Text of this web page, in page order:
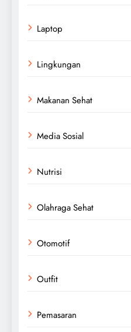
Laptop
Lingkungan
Makanan Sehat
Media Sosial
Nutrisi
Olahraga Sehat
Otomotif
Outfit
Pemasaran